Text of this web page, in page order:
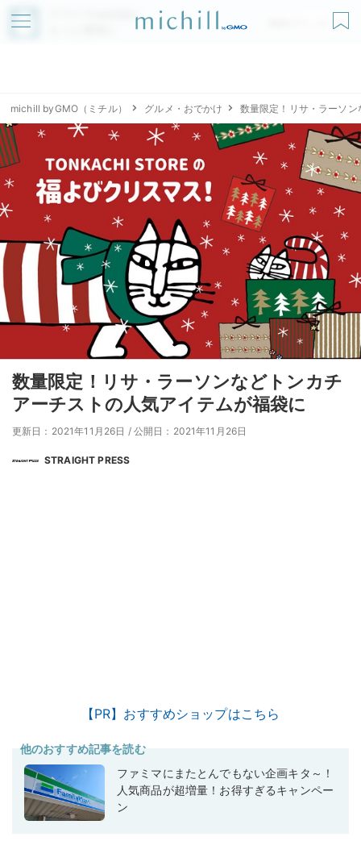
アプリでmichillが
無料ダウンロード
michill byGMO（ミチル） グルメ・おでかけ 数量限定！リサ・ラーソ
数量限定！リサ・ラーソンなどトンカチ
アーチストの人気アイテムが福袋に
更新日：2021年11月26日 / 公開日：2021年11月26日
STRAIGHT PRESS
【PR】おすすめショップはこちら
他のおすすめ記事を読む
ファミマにまたとんでもない企画キタ～！
人気商品が超増量！お得すぎるキャンペー
ン